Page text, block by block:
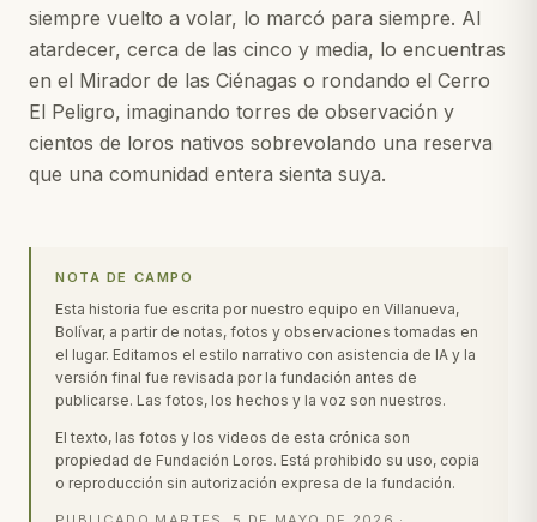
siempre vuelto a volar, lo marcó para siempre. Al
atardecer, cerca de las cinco y media, lo encuentras
en el Mirador de las Ciénagas o rondando el Cerro
El Peligro, imaginando torres de observación y
cientos de loros nativos sobrevolando una reserva
que una comunidad entera sienta suya.
NOTA DE CAMPO
Esta historia fue escrita por nuestro equipo en Villanueva,
Bolívar, a partir de notas, fotos y observaciones tomadas en
el lugar. Editamos el estilo narrativo con asistencia de IA y la
versión final fue revisada por la fundación antes de
publicarse. Las fotos, los hechos y la voz son nuestros.
El texto, las fotos y los videos de esta crónica son
propiedad de Fundación Loros. Está prohibido su uso, copia
o reproducción sin autorización expresa de la fundación.